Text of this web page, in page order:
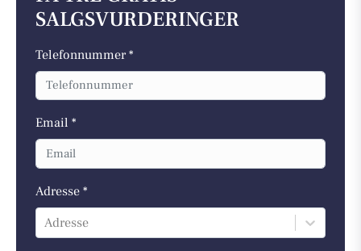
SALGSVURDERINGER
Telefonnummer *
Email *
Adresse *
Adresse